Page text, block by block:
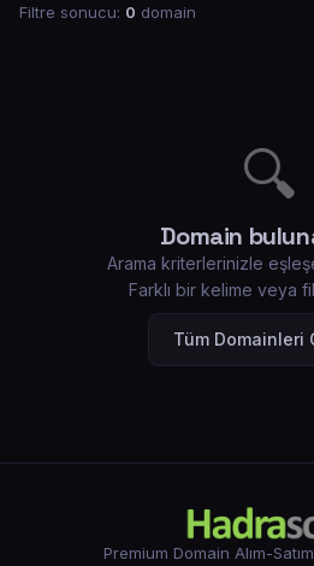
Filtre sonucu: 0 domain
🔍
Domain
Arama kriterlerinizle
Farklı bir kelime veya
Tüm Domainleri
Premium Domain Alım-